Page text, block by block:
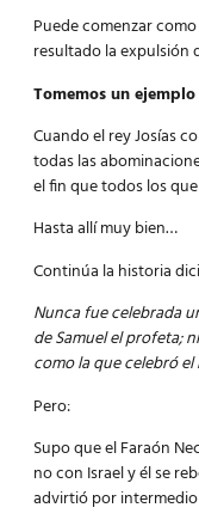
Puede comenzar
resultado la expulsión
Tomemos un
Cuando el rey Josías
todas las
el fin que todos los
Hasta allí muy bien…
Continúa la historia
Nunca fue celebrada
de Samuel el profeta;
como la que celebró
Pero:
Supo que el Faraón
no con Israel y él se
advirtió por